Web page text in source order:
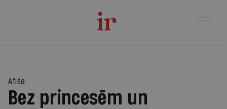
Afiša
Bez princesēm un